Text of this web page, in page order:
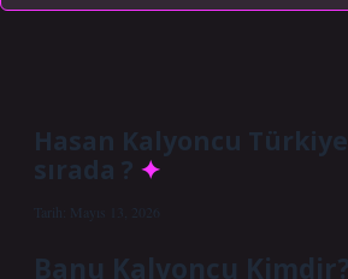
Hasan Kalyoncu
sırada ?
Tarih: Mayıs 13, 2026
Banu Kalyoncu